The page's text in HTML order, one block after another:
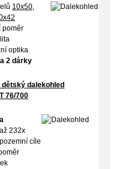
10x50,
poměr
optika
2 dárky
dalekohled
76/700
232x
cíle